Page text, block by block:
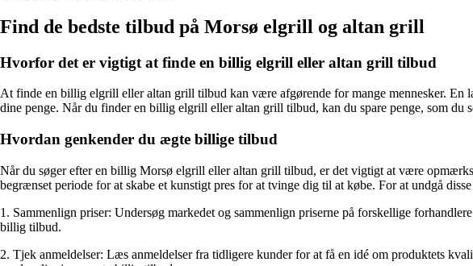
Find de bedste tilbud på Morsø elgrill og altan grill
Hvorfor det er vigtigt at finde en billig elgrill eller altan grill tilbud
At finde en billig elgrill eller altan grill tilbud kan være afgørende for mange mennesker.
dine penge. Når du finder en billig elgrill eller altan grill tilbud, kan du spare penge, som du
Hvordan genkender du ægte billige tilbud
Når du søger efter en billig Morsø elgrill eller altan grill tilbud, er det vigtigt at være
begrænset periode for at skabe et kunstigt pres for at tvinge dig til at købe. For at undgå
1. Sammenlign priser: Undersøg markedet og sammenlign priserne på forskellige
billig tilbud.
2. Tjek anmeldelser: Læs anmeldelser fra tidligere kunder for at få en idé om produktets